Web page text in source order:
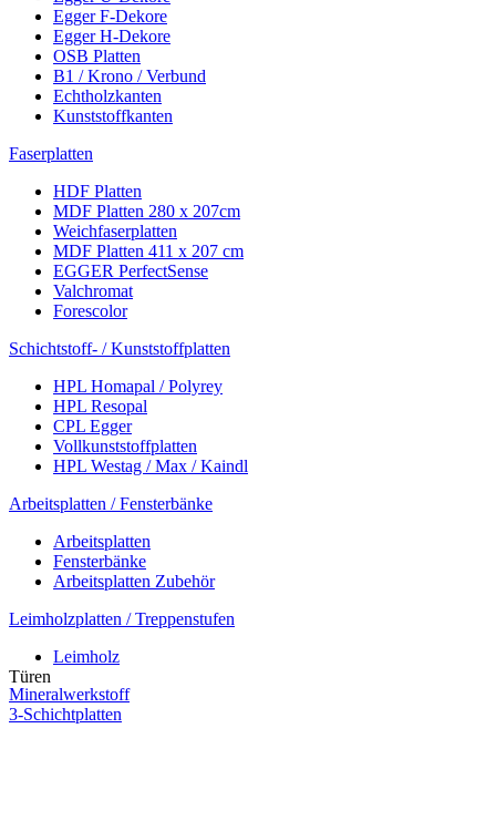
Egger F-Dekore
Egger H-Dekore
OSB Platten
B1 / Krono / Verbund
Echtholzkanten
Kunststoffkanten
Faserplatten
HDF Platten
MDF Platten 280 x 207cm
Weichfaserplatten
MDF Platten 411 x 207 cm
EGGER PerfectSense
Valchromat
Forescolor
Schichtstoff- / Kunststoffplatten
HPL Homapal / Polyrey
HPL Resopal
CPL Egger
Vollkunststoffplatten
HPL Westag / Max / Kaindl
Arbeitsplatten / Fensterbänke
Arbeitsplatten
Fensterbänke
Arbeitsplatten Zubehör
Leimholzplatten / Treppenstufen
Leimholz
Mineralwerkstoff
3-Schichtplatten
Türen